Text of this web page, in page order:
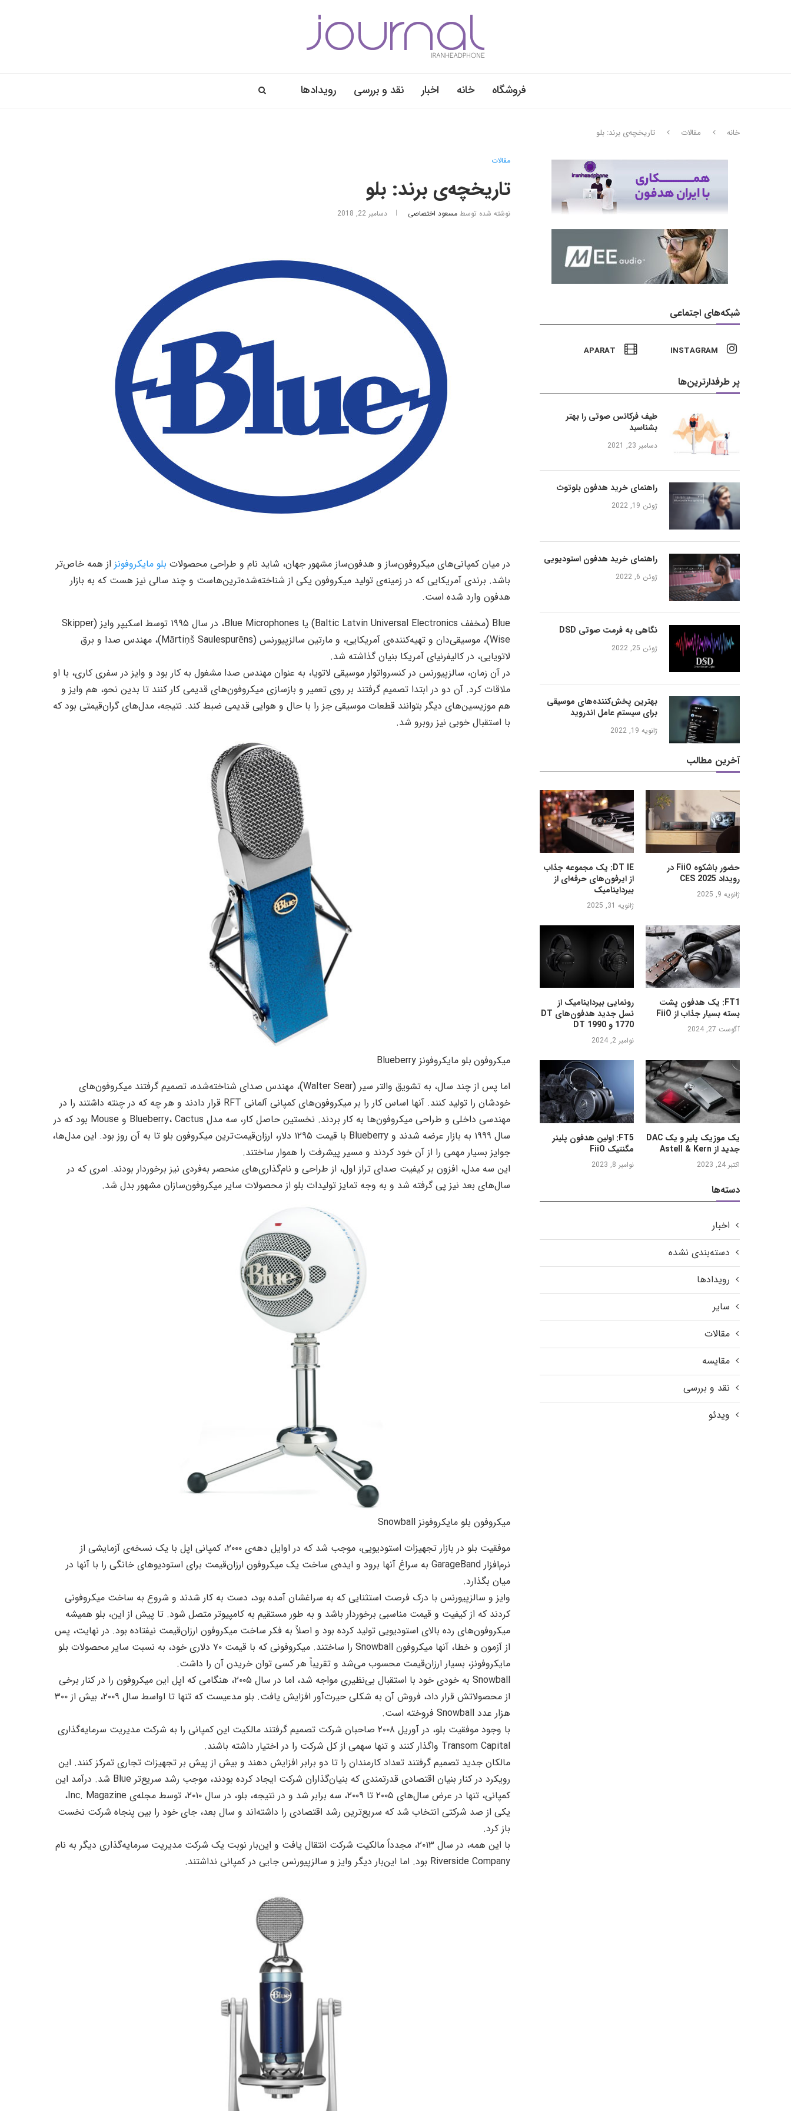
فروشگاه خانه اخبار نقد و بررسی رویدادها
خانه مقالات تاریخچه‌ی برند: بلو
مقالات
تاریخچه‌ی برند: بلو
نوشته شده توسطمسعود اختصاصی دسامبر 22, 2018
در میان کمپانی‌های میکروفون‌ساز و هدفون‌ساز مشهور جهان، شاید نام و طراحی محصولات بلو مایکروفونز از همه خاص‌تر
باشد. برندی آمریکایی که در زمینه‌ی تولید میکروفون یکی از شناخته‌شده‌ترین‌هاست و چند سالی نیز هست که به بازار
هدفون وارد شده است.
Blue (مخفف Baltic Latvin Universal Electronics) یا Blue Microphones، در سال ۱۹۹۵ توسط اسکیپر وایز (Skipper
Wise)، موسیقی‌دان و تهیه‌کننده‌ی آمریکایی، و مارتین سالزپیورنس (Mārtiņš Saulespurēns)، مهندس صدا و برق
لاتویایی، در کالیفرنیای آمریکا بنیان گذاشته شد.
در آن زمان، سالزپیورنس در کنسرواتوار موسیقی لاتویا، به عنوان مهندس صدا مشغول به کار بود و وایز در سفری کاری، با او
ملاقات کرد. آن دو در ابتدا تصمیم گرفتند بر روی تعمیر و بازسازی میکروفون‌های قدیمی کار کنند تا بدین نحو، هم وایز و
هم موزیسین‌های دیگر بتوانند قطعات موسیقی جز را با حال و هوایی قدیمی ضبط کند. نتیجه، مدل‌های گران‌قیمتی بود که
با استقبال خوبی نیز روبرو شد.
میکروفون بلو مایکروفونز Blueberry
اما پس از چند سال، به تشویق والتر سیر (Walter Sear)، مهندس صدای شناخته‌شده، تصمیم گرفتند میکروفون‌های
خودشان را تولید کنند. آنها اساس کار را بر میکروفون‌های کمپانی آلمانی RFT قرار دادند و هر چه که در چنته داشتند را در
مهندسی داخلی و طراحی میکروفون‌ها به کار بردند. نخستین حاصل کار، سه مدل Blueberry، Cactus و Mouse بود که در
سال ۱۹۹۹ به بازار عرضه شدند و Blueberry با قیمت ۱۲۹۵ دلار، ارزان‌قیمت‌ترین میکروفون بلو تا به آن روز بود. این مدل‌ها،
جوایز بسیار مهمی را از آن خود کردند و مسیر پیشرفت را هموار ساختند.
این سه مدل، افزون بر کیفیت صدای تراز اول، از طراحی‌ و نام‌‌گذاری‌های منحصر به‌فردی نیز برخوردار بودند. امری که در
سال‌های بعد نیز پی گرفته شد و به وجه تمایز تولیدات بلو از محصولات سایر میکروفون‌سازان مشهور بدل شد.
میکروفون بلو مایکروفونز Snowball
موفقیت بلو در بازار تجهیزات استودیویی، موجب شد که در اوایل دهه‌ی ۲۰۰۰، کمپانی اپل با یک نسخه‌ی آزمایشی از
نرم‌افزار GarageBand به سراغ آنها برود و ایده‌ی ساخت یک میکروفون ارزان‌قیمت برای استودیوهای خانگی را با آنها در
میان بگذارد.
وایز و سالزپیورنس با درک فرصت استثنایی که به سراغشان آمده بود، دست به کار شدند و شروع به ساخت میکروفونی
کردند که از کیفیت و قیمت مناسبی برخوردار باشد و به طور مستقیم به کامپیوتر متصل شود. تا پیش از این، بلو همیشه
میکروفون‌های رده بالای استودیویی تولید کرده بود و اصلاً به فکر ساخت میکروفون ارزان‌قیمت نیفتاده بود. در نهایت، پس
از آزمون و خطا، آنها میکروفون Snowball را ساختند. میکروفونی که با قیمت ۷۰ دلاری خود، به نسبت سایر محصولات بلو
مایکروفونز، بسیار ارزان‌قیمت محسوب می‌شد و تقریباً هر کسی توان خریدن آن را داشت.
Snowball به خودی خود با استقبال بی‌نظیری مواجه شد، اما در سال ۲۰۰۵، هنگامی که اپل این میکروفون را در کنار برخی
از محصولاتش قرار داد، فروش آن به شکلی حیرت‌آور افزایش یافت. بلو مدعیست که تنها تا اواسط سال ۲۰۰۹، بیش از ۳۰۰
هزار عدد Snowball فروخته است.
با وجود موفقیت بلو، در آوریل ۲۰۰۸ صاحبان شرکت تصمیم گرفتند مالکیت این کمپانی را به شرکت مدیریت سرمایه‌‌گذاری
Transom Capital واگذار کنند و تنها سهمی از کل شرکت را در اختیار داشته باشند.
مالکان جدید تصمیم گرفتند تعداد کارمندان را تا دو برابر افزایش دهند و بیش از پیش بر تجهیزات تجاری تمرکز کنند. این
رویکرد در کنار بنیان اقتصادی قدرتمندی که بنیان‌گذاران شرکت ایجاد کرده بودند، موجب رشد سریع‌تر Blue شد. درآمد این
کمپانی، تنها در عرض سال‌های ۲۰۰۵ تا ۲۰۰۹، سه برابر شد و در نتیجه، بلو، در سال ۲۰۱۰، توسط مجله‌ی Inc. Magazine،
یکی از صد شرکتی انتخاب شد که سریع‌ترین رشد اقتصادی را داشته‌اند و سال بعد، جای خود را بین پنجاه شرکت نخست
باز کرد.
با این همه، در سال ۲۰۱۳، مجدداً مالکیت شرکت انتقال یافت و این‌بار نوبت یک شرکت مدیریت سرمایه‌گذاری دیگر به نام
Riverside Company بود. اما این‌بار دیگر وایز و سالزپیورنس جایی در کمپانی نداشتند.
شبکه‌های اجتماعی
INSTAGRAM
APARAT
پر طرفدارترین‌ها
طیف فرکانس صوتی را بهتر
بشناسید
دسامبر 23, 2021
راهنمای خرید هدفون بلوتوث
ژوئن 19, 2022
راهنمای خرید هدفون استودیویی
ژوئن 6, 2022
نگاهی به فرمت صوتی DSD
ژوئن 25, 2022
بهترین پخش‌کننده‌های موسیقی
برای سیستم عامل اندروید
ژانویه 19, 2022
آخرین مطالب
DT IE: یک مجموعه جذاب
از ایرفون‌های حرفه‌ای از
بیرداینامیک
ژانویه 31, 2025
حضور باشکوه FiiO در
رویداد CES 2025
ژانویه 9, 2025
رونمایی بیرداینامیک از
نسل جدید هدفون‌های DT
1770 و DT 1990
نوامبر 2, 2024
FT1: یک هدفون پشت
بسته بسیار جذاب از FiiO
آگوست 27, 2024
FT5: اولین هدفون پلینر
مگنتیک FiiO
نوامبر 8, 2023
یک موزیک پلیر و یک DAC
جدید از Astell & Kern
اکتبر 24, 2023
دسته‌ها
اخبار
دسته‌بندی نشده
رویدادها
سایر
مقالات
مقایسه
نقد و بررسی
ویدئو